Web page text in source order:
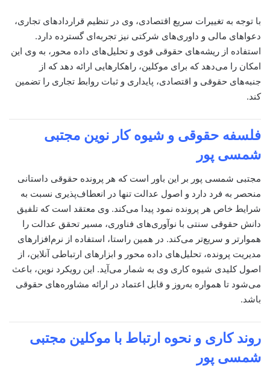
با توجه به تغییرات سریع اقتصادی، وی در تنظیم قراردادهای تجاری،
دعواهای مالی و داوری‌های شرکتی نیز تجربه‌ای گسترده دارد.
استفاده از ریشه‌های حقوقی قوی و تحلیل‌های داده محور، به وی این
امکان را می‌دهد که برای موکلین، راهکارهایی ارائه دهد که از
جنبه‌های حقوقی و اقتصادی، پایداری و ثبات روابط تجاری را تضمین
کند.
فلسفه حقوقی و شیوه کار نوین مجتبی
شمسی پور
مجتبی شمسی پور بر این باور است که هر پرونده حقوقی داستانی
منحصر به فرد دارد و اصول عدالت تنها در انعطاف‌پذیری نسبت به
شرایط خاص هر پرونده نمود پیدا می‌کند. وی معتقد است که تلفیق
دانش حقوقی سنتی با نوآوری‌های فناوری، مسیر تحقق عدالت را
هموارتر و سریع‌تر می‌کند. در همین راستا، استفاده از نرم‌افزارهای
مدیریت پرونده، تحلیل‌های داده محور و ابزارهای ارتباطی آنلاین، از
اصول کلیدی شیوه کاری وی به شمار می‌آید. این رویکرد نوین، باعث
می‌شود تا همواره به‌روز و قابل اعتماد در ارائه مشاوره‌های حقوقی
باشد.
روند کاری و نحوه ارتباط با موکلین مجتبی
شمسی پور